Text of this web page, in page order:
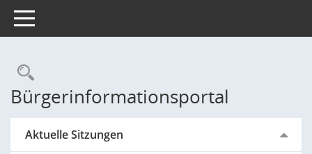
Toggle navigation
Rechercheauswahl
Bürgerinformationsportal
Aktuelle Sitzungen